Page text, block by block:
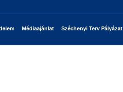
Médiaajánlat Széchenyi Terv Pályázat